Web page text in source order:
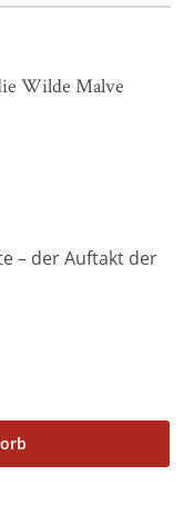
Wilde Malve
– der Auftakt der